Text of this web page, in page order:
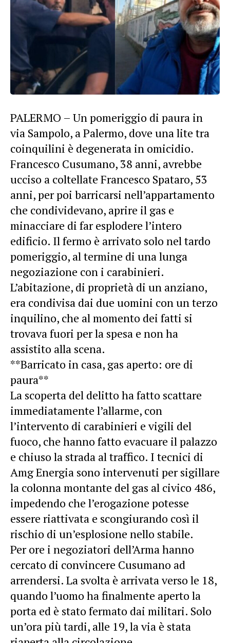
PALERMO – Un pomeriggio di paura in
via Sampolo, a Palermo, dove una lite tra
coinquilini è degenerata in omicidio.
Francesco Cusumano, 38 anni, avrebbe
ucciso a coltellate Francesco Spataro, 53
anni, per poi barricarsi nell’appartamento
che condividevano, aprire il gas e
minacciare di far esplodere l’intero
edificio. Il fermo è arrivato solo nel tardo
pomeriggio, al termine di una lunga
negoziazione con i carabinieri.
L’abitazione, di proprietà di un anziano,
era condivisa dai due uomini con un terzo
inquilino, che al momento dei fatti si
trovava fuori per la spesa e non ha
assistito alla scena.
**Barricato in casa, gas aperto: ore di
paura**
La scoperta del delitto ha fatto scattare
immediatamente l’allarme, con
l’intervento di carabinieri e vigili del
fuoco, che hanno fatto evacuare il palazzo
e chiuso la strada al traffico. I tecnici di
Amg Energia sono intervenuti per sigillare
la colonna montante del gas al civico 486,
impedendo che l’erogazione potesse
essere riattivata e scongiurando così il
rischio di un’esplosione nello stabile.
Per ore i negoziatori dell’Arma hanno
cercato di convincere Cusumano ad
arrendersi. La svolta è arrivata verso le 18,
quando l’uomo ha finalmente aperto la
porta ed è stato fermato dai militari. Solo
un’ora più tardi, alle 19, la via è stata